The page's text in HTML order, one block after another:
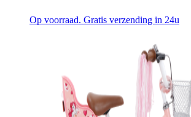
Op voorraad. Gratis verzending in 24u